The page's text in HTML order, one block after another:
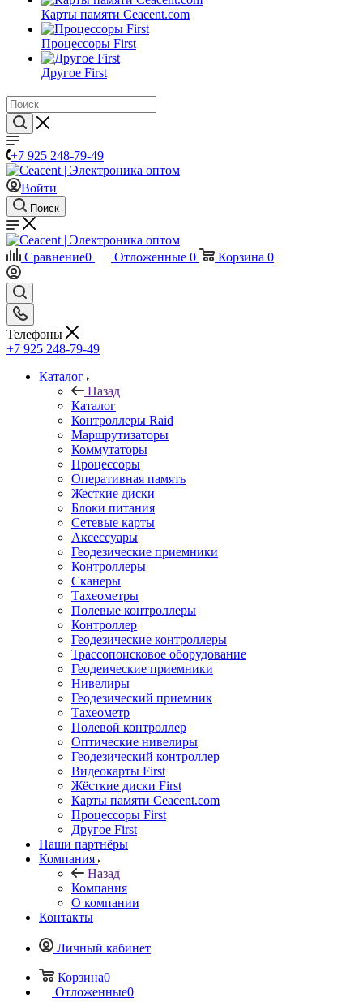
Карты памяти Ceacent.com
Процессоры First
Другое First
+7 925 248-79-49
Войти
Поиск
Сравнение0 Отложенные 0 Корзина 0
Телефоны
+7 925 248-79-49
Каталог
Назад
Каталог
Контроллеры Raid
Маршрутизаторы
Коммутаторы
Процессоры
Оперативная память
Жесткие диски
Блоки питания
Сетевые карты
Аксессуары
Геодезические приемники
Контроллеры
Сканеры
Тахеометры
Полевые контроллеры
Контроллер
Геодезические контроллеры
Трассопоисковое оборудование
Геодеические приемники
Нивелиры
Геодезический приемник
Тахеометр
Полевой контроллер
Оптические нивелиры
Геодезический контроллер
Видеокарты First
Жёсткие диски First
Карты памяти Ceacent.com
Процессоры First
Другое First
Наши партнёры
Компания
Назад
Компания
О компании
Контакты
Личный кабинет
Корзина0
Отложенные0